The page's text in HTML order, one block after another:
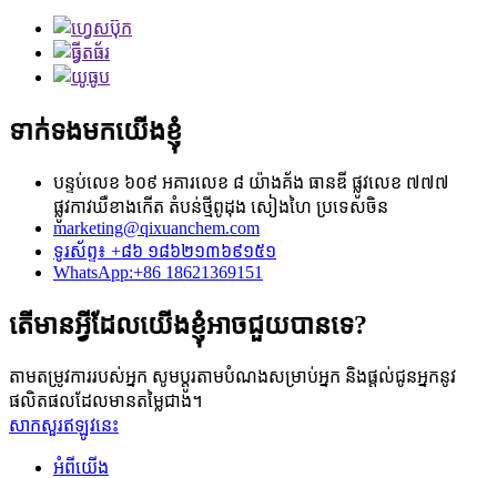
ទាក់ទងមកយើងខ្ញុំ
បន្ទប់លេខ ៦០៩ អគារលេខ ៨ យ៉ាងគ័ង ធានឌី ផ្លូវលេខ ៧៧៧
ផ្លូវកាវឃឺខាងកើត តំបន់ថ្មីពូដុង សៀងហៃ ប្រទេសចិន
marketing@qixuanchem.com
ទូរស័ព្ទ៖ +៨៦ ១៨៦២១៣៦៩១៥១
WhatsApp:+86 18621369151
តើមានអ្វីដែលយើងខ្ញុំអាចជួយបានទេ?
តាមតម្រូវការរបស់អ្នក សូមប្ដូរតាមបំណងសម្រាប់អ្នក និងផ្តល់ជូនអ្នកនូវ
ផលិតផលដែលមានតម្លៃជាង។
សាកសួរឥឡូវនេះ
អំពីយើង